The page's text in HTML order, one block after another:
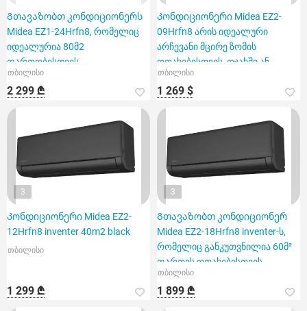
Გთავაზობთ კონდიციონერს
Midea EZ1-24Hrfn8, რომელიც
იდეალურია 80მ2
ფართობისთვის
თბილისი
2 299 ₾
Კონდიციონერი Midea EZ2-
09Hrfn8 არის იდეალური
არჩევანი მცირე ზომის
ოთახებისთვის, ოჯახში ან
ოფისში
თბილისი
1 269 $
3
Კონდიციონერი Midea EZ2-
12Hrfn8 inventer 40m2 black
თბილისი
1 299 ₾
3
Გთავაზობთ კონდიციონერ
Midea EZ2-18Hrfn8 inventer-ს,
რომელიც განკუთვნილია 60მ²
ფართის ოთახებისთვის.
თბილისი
1 899 ₾